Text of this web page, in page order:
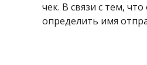
чек. В связи с тем,
определить имя